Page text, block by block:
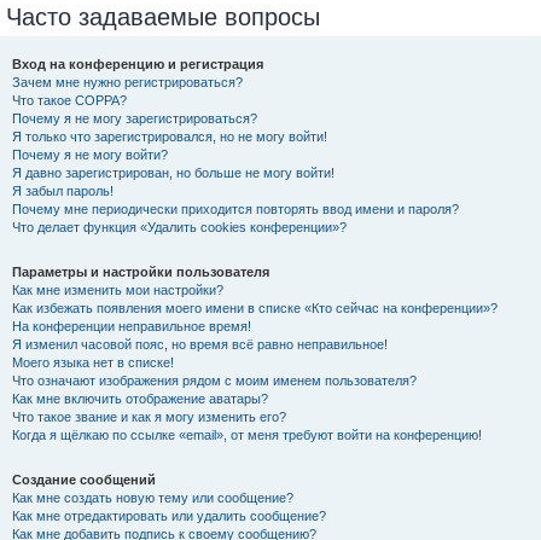
Часто задаваемые вопросы
Вход на конференцию и регистрация
Зачем мне нужно регистрироваться?
Что такое COPPA?
Почему я не могу зарегистрироваться?
Я только что зарегистрировался, но не могу войти!
Почему я не могу войти?
Я давно зарегистрирован, но больше не могу войти!
Я забыл пароль!
Почему мне периодически приходится повторять ввод имени и пароля?
Что делает функция «Удалить cookies конференции»?
Параметры и настройки пользователя
Как мне изменить мои настройки?
Как избежать появления моего имени в списке «Кто сейчас на конференции»?
На конференции неправильное время!
Я изменил часовой пояс, но время всё равно неправильное!
Моего языка нет в списке!
Что означают изображения рядом с моим именем пользователя?
Как мне включить отображение аватары?
Что такое звание и как я могу изменить его?
Когда я щёлкаю по ссылке «email», от меня требуют войти на конференцию!
Создание сообщений
Как мне создать новую тему или сообщение?
Как мне отредактировать или удалить сообщение?
Как мне добавить подпись к своему сообщению?